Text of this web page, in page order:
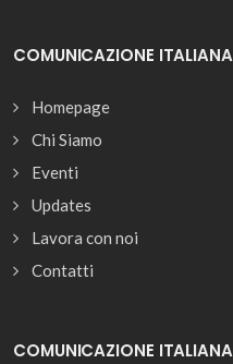
COMUNICAZIONE ITALIANA
Homepage
Chi Siamo
Eventi
Updates
Lavora con noi
Contatti
COMUNICAZIONE